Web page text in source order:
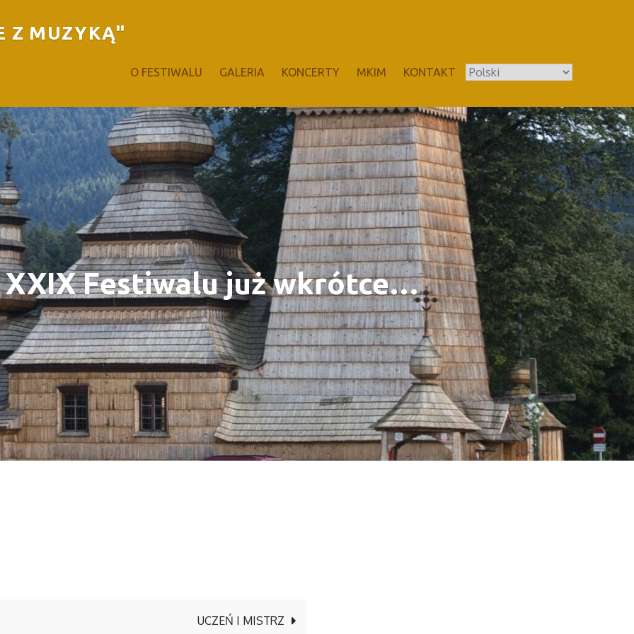
Z MUZYKĄ"
O FESTIWALU GALERIA KONCERTY MKIM KONTAKT
XXIX Festiwalu już wkrótce…
UCZEŃ I MISTRZ